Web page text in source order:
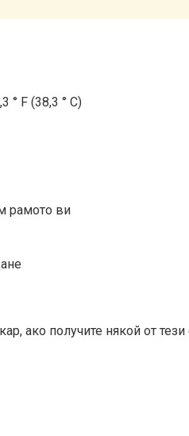
° F (38,3 ° C)
рамото ви
ако получите някой от